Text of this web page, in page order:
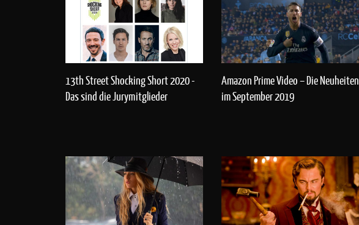
13th Street Shocking Short 2020 -
Das sind die Jurymitglieder
Amazon Prime Video – Die Neuheiten
im September 2019